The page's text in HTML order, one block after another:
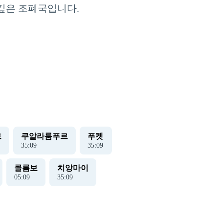
은 조폐국입니다.
쿠알라룸푸르
35:10
푸켓
35:10
콜롬보
05:10
치앙마이
35:10